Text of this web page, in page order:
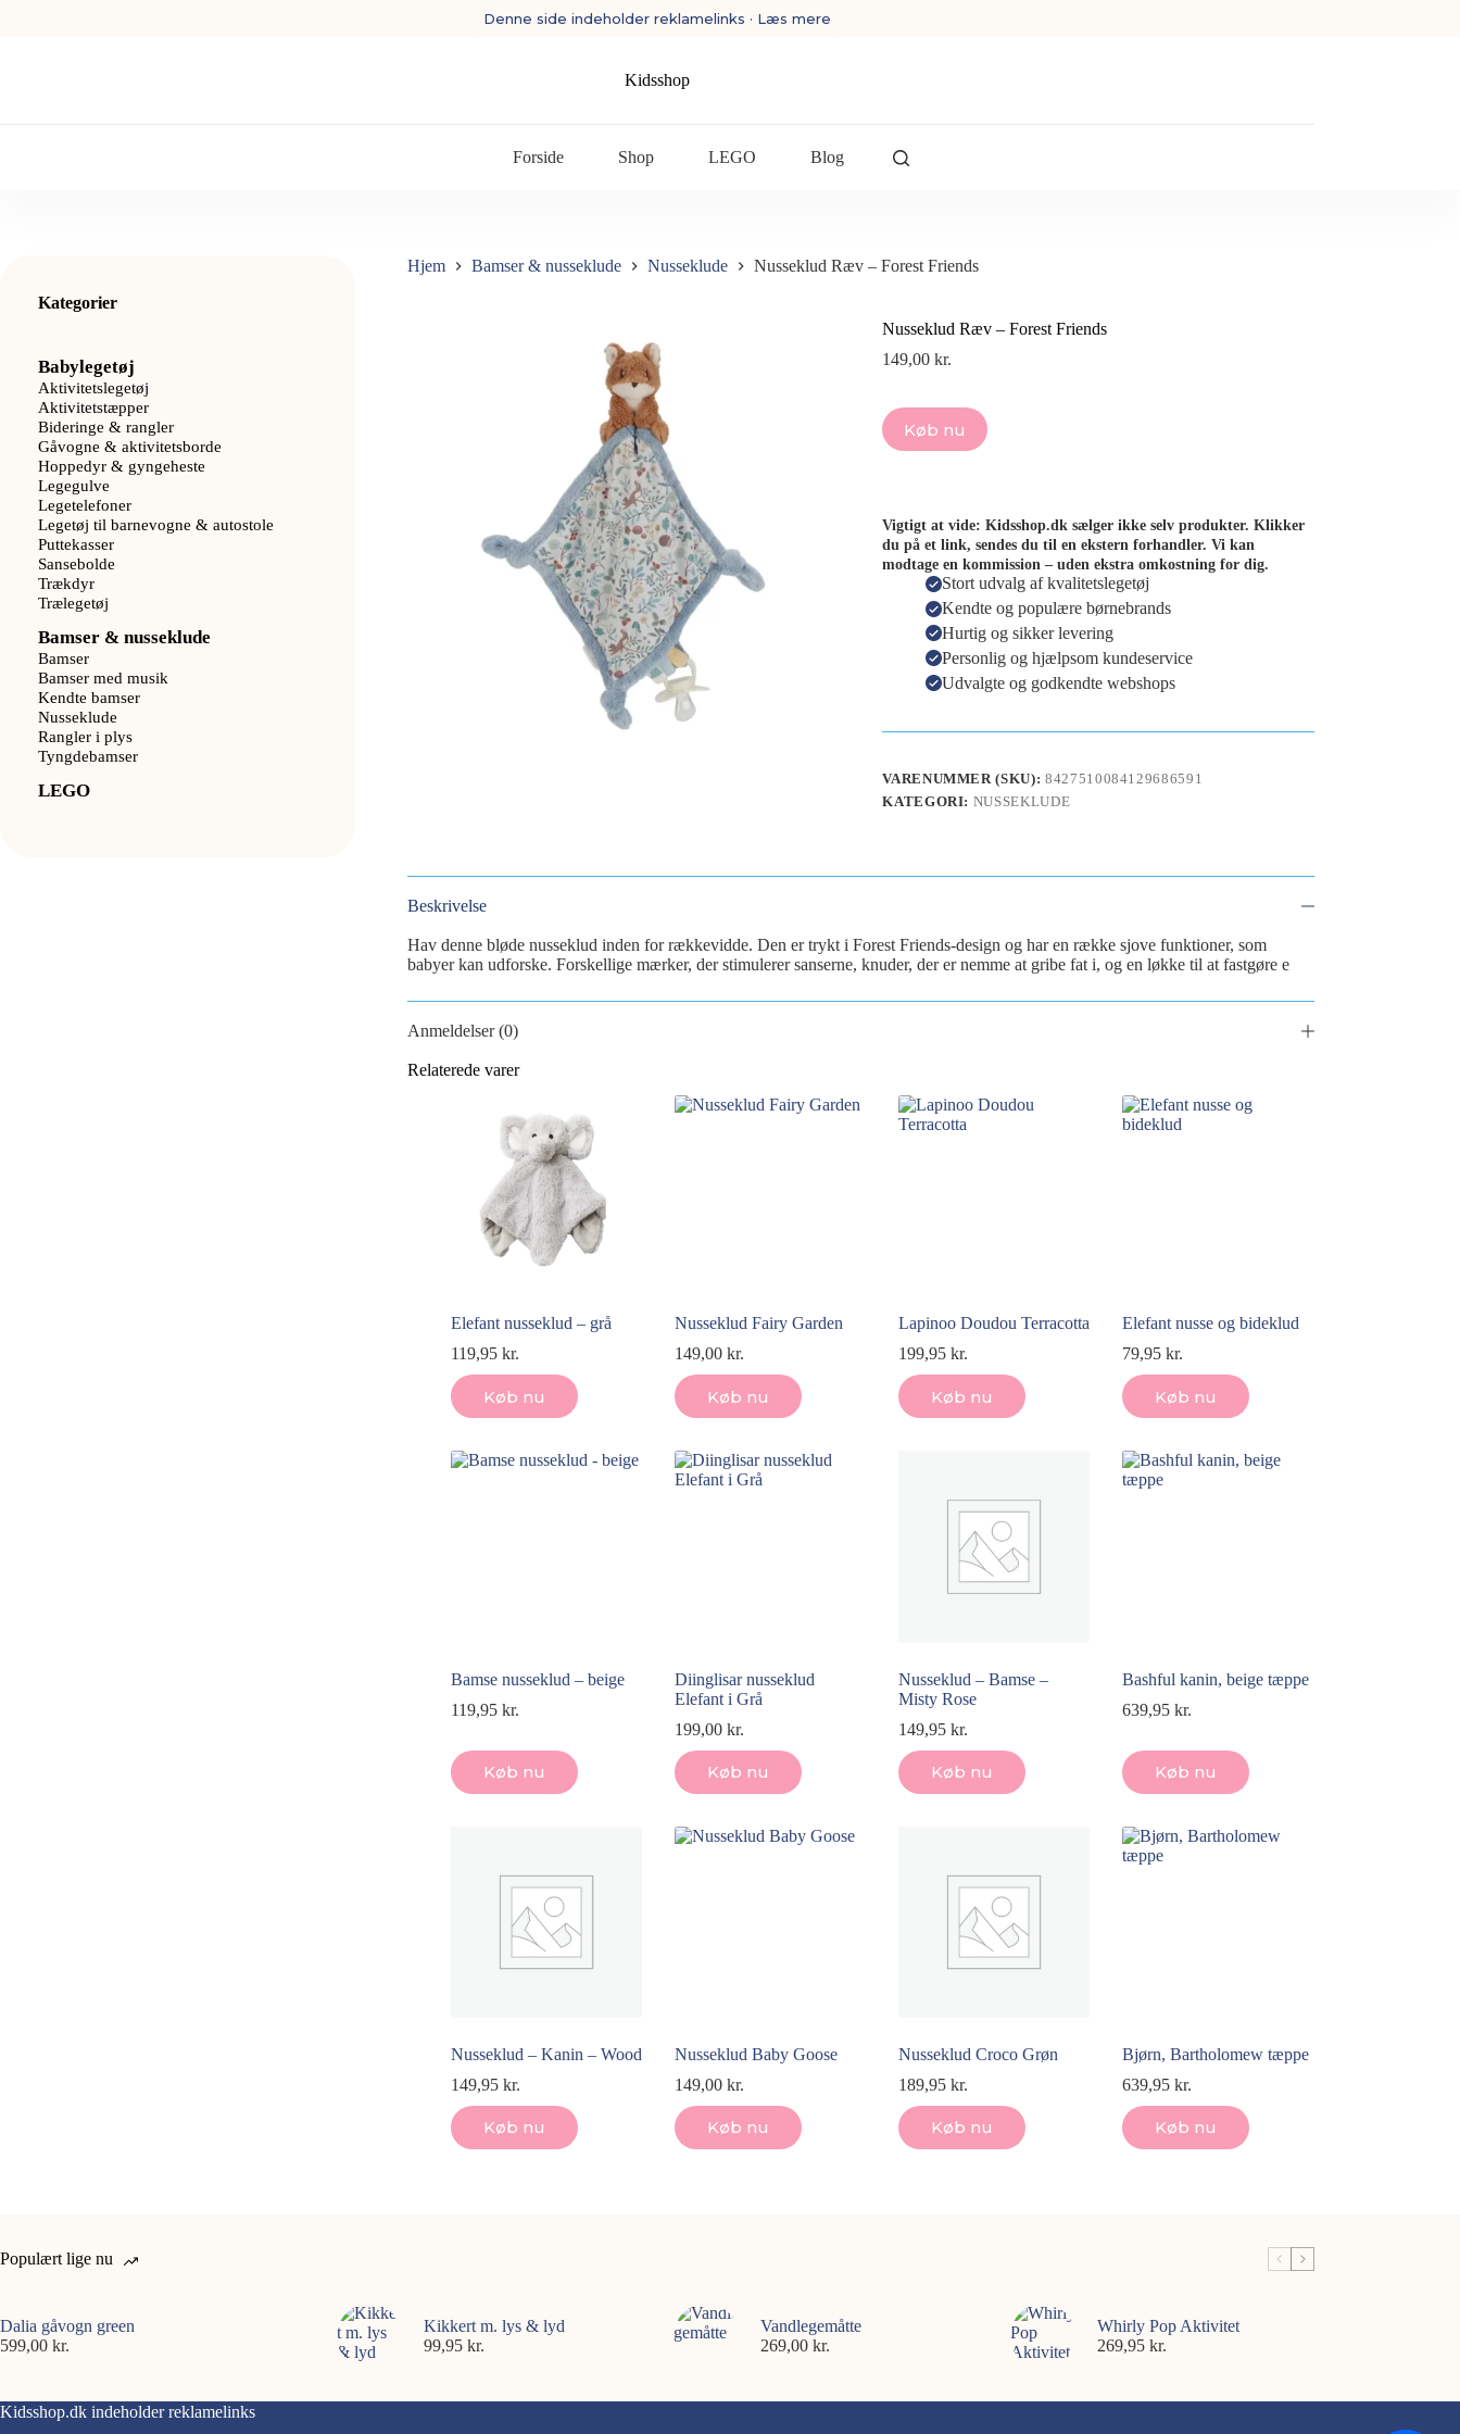
Denne side indeholder reklamelinks · Læs mere
Kidsshop
Forside Shop LEGO Blog
Hjem Bamser & nusseklude Nusseklude Nusseklud Ræv – Forest Friends
Nusseklud Ræv – Forest Friends
149,00kr.
Køb nu
Vigtigt at vide: Kidsshop.dk sælger ikke selv produkter. Klikker
du på et link, sendes du til en ekstern forhandler. Vi kan
modtage en kommission – uden ekstra omkostning for dig.
Stort udvalg af kvalitetslegetøj
Kendte og populære børnebrands
Hurtig og sikker levering
Personlig og hjælpsom kundeservice
Udvalgte og godkendte webshops
VARENUMMER (SKU): 8427510084129686591
KATEGORI: NUSSEKLUDE
Beskrivelse
Hav denne bløde nusseklud inden for rækkevidde. Den er trykt i Forest Friends-design og har en række sjove funktioner, som
babyer kan udforske. Forskellige mærker, der stimulerer sanserne, knuder, der er nemme at gribe fat i, og en løkke til at fastgøre e
Anmeldelser (0)
Relaterede varer
Elefant nusseklud – grå
119,95 kr.
Køb nu
Nusseklud Fairy Garden
149,00kr.
Køb nu
Lapinoo Doudou Terracotta
199,95kr.
Køb nu
Elefant nusse og bideklud
79,95kr.
Køb nu
Bamse nusseklud – beige
119,95 kr.
Køb nu
Diinglisar nusseklud
Elefant i Grå
199,00kr.
Køb nu
Nusseklud – Bamse –
Misty Rose
149,95kr.
Køb nu
Bashful kanin, beige tæppe
639,95kr.
Køb nu
Nusseklud – Kanin – Wood
149,95 kr.
Køb nu
Nusseklud Baby Goose
149,00kr.
Køb nu
Nusseklud Croco Grøn
189,95kr.
Køb nu
Bjørn, Bartholomew tæppe
639,95kr.
Køb nu
Kategorier
Babylegetøj
Aktivitetslegetøj
Aktivitetstæpper
Bideringe & rangler
Gåvogne & aktivitetsborde
Hoppedyr & gyngeheste
Legegulve
Legetelefoner
Legetøj til barnevogne & autostole
Puttekasser
Sansebolde
Trækdyr
Trælegetøj
Bamser & nusseklude
Bamser
Bamser med musik
Kendte bamser
Nusseklude
Rangler i plys
Tyngdebamser
LEGO
Populært lige nu
Dalia gåvogn green
599,00 kr.
Kikkert m. lys & lyd
99,95 kr.
Vandlegemåtte
269,00 kr.
Whirly Pop Aktivitet
269,95 kr.
Kidsshop.dk indeholder reklamelinks